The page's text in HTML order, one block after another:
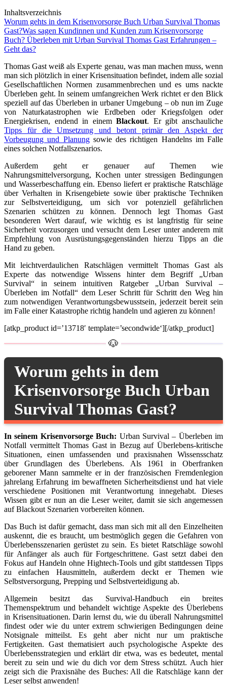
Inhaltsverzeichnis
Worum gehts in dem Krisenvorsorge Buch Urban Survival Thomas
Gast?Was sagen Kundinnen und Kunden zum Krisenvorsorge
Buch? Überleben mit Urban Survival Thomas Gast Erfahrungen –
Geht das?
Thomas Gast weiß als Experte genau, was man machen muss, wenn
man sich plötzlich in einer Krisensituation befindet, indem alle sozial
Gesellschaftlichen Normen zusammenbrechen und es ums nackte
Überleben geht. In seinem umfangreichen Werk richtet er den Blick
speziell auf das Überleben in urbaner Umgebung – ob nun im Zuge
von Naturkatastrophen wie Erdbeben oder Kriegsfolgen oder
Energiekrisen, endend in einemBlackout. Er gibt anschauliche
Tipps für die Umsetzung und betont primär den Aspekt der
Vorbeugung und Planungsowie des richtigen Handelns im Falle
eines solchen Notfallszenarios.
Außerdem geht er genauer auf Themen wie
Nahrungsmittelversorgung, Kochen unter stressigen Bedingungen
und Wasserbeschaffung ein. Ebenso liefert er praktische Ratschläge
über Verhalten in Krisengebiete sowie über praktische Techniken
zur Selbstverteidigung, um sich vor potenziell gefährlichen
Szenarien schützen zu können. Dennoch legt Thomas Gast
besonderen Wert darauf, wie wichtig es ist langfristig für seine
Sicherheit vorzusorgen und versucht dem Leser unter anderem mit
Empfehlung von Ausrüstungsgegenständen hierzu Tipps an die
Hand zu geben.
Mit leichtverdaulichen Ratschlägen vermittelt Thomas Gast als
Experte das notwendige Wissens hinter dem Begriff „Urban
Survival“ in seinem intuitiven Ratgeber „Urban Survival –
Überleben im Notfall“ dem Leser Schritt für Schritt den Weg hin
zum notwendigen Verantwortungsbewusstsein, jederzeit bereit sein
im Falle einer Katastrophe richtig handeln und agieren zu können!
[atkp_product id=’13718′ template=’secondwide‘][/atkp_product]
Worum gehts in dem
Krisenvorsorge Buch Urban
Survival Thomas Gast?
In seinem Krisenvorsorge Buch: Urban Survival – Überleben im
Notfall vermittelt Thomas Gast in Bezug auf Überlebens-kritische
Situationen, einen umfassenden und praxisnahen Wissensschatz
über Grundlagen des Überlebens. Als 1961 in Oberfranken
geborener Mann sammelte er in der französischen Fremdenlegion
jahrelang Erfahrung im bewaffneten Sicherheitsdienst und hat viele
verschiedene Positionen mit Verantwortung innegehabt. Dieses
Wissen gibt er nun an die Leser weiter, damit sie sich angemessen
auf Blackout Szenarien vorbereiten können.
Das Buch ist dafür gemacht, dass man sich mit all den Einzelheiten
auskennt, die es braucht, um bestmöglich gegen die Gefahren von
Überlebensszenarien gerüstet zu sein. Es bietet Ratschläge sowohl
für Anfänger als auch für Fortgeschrittene. Gast setzt dabei den
Fokus auf Handeln ohne Hightech-Tools und gibt stattdessen Tipps
zu einfachen Hausmitteln, außerdem deckt er Themen wie
Selbstversorgung, Prepping und Selbstverteidigung ab.
Allgemein besitzt das Survival-Handbuch ein breites
Themenspektrum und behandelt wichtige Aspekte des Überlebens
in Krisensituationen. Darin lernst du, wie du überall Nahrungsmittel
findest oder wie du unter extrem schwierigen Bedingungen deine
Notsignale mitteilst. Es geht aber nicht nur um praktische
Fertigkeiten. Gast thematisiert auch psychologische Aspekte des
Überlebensstrategien und erklärt dir etwa, was es bedeutet, mental
bereit zu sein und wie du dich vor dem Stress schützt. Auch hier
zeigt sich die Praxisnähe des Buches: All die Ratschläge kann der
Leser selbst anwenden!